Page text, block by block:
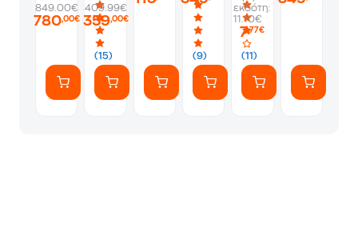
Ultimate
Bundle
849.00€
780,00€
-
Μαύρο
(15)
409.99€
359,00€
Adventure
Combo
-
Μαύρη
(9) (11)
εκδότη:
11.10€
7,77€